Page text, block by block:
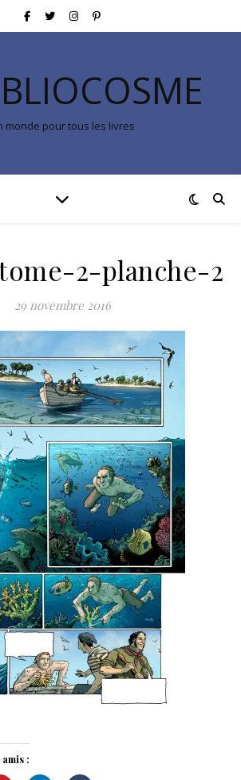
monde pour tous les livres
2-planche-2
29 novembre 2016
: